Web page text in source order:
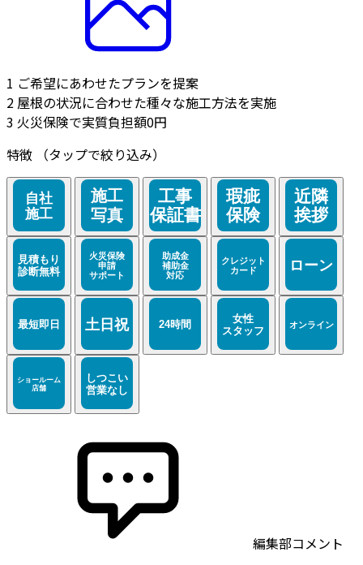
1 ご希望にあわせたプランを提案
2 屋根の状況に合わせた種々な施工方法を実施
3 火災保険で実質負担額0円
特徴
（タップで絞り込み）
編集部コメント